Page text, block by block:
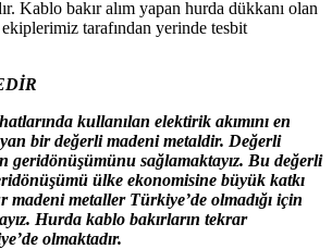
Kablo bakır alım yapan hurda dükkanı olan
tarafından yerinde tesbit
NEDİR
kullanılan elektirik akımını en
bir değerli madeni metaldir. Değerli
geridönüşümünu sağlamaktayız. Bu değerli
ülke ekonomisine büyük katkı
madeni metaller Türkiye’de olmadığı için
Hurda kablo bakırların tekrar
olmaktadır.